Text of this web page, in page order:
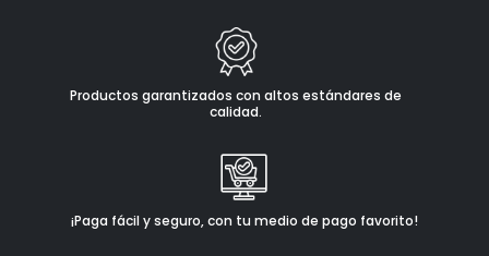
Productos garantizados con altos estándares de
calidad.
¡Paga fácil y seguro, con tu medio de pago favorito!